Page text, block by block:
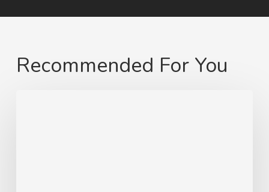
Recommended For You